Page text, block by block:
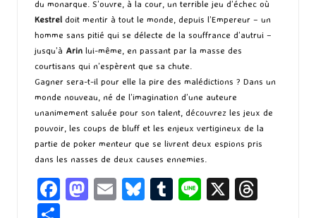
du monarque. S’ouvre, à la cour, un terrible jeu d’échec où
Kestrel doit mentir à tout le monde, depuis l’Empereur – un
homme sans pitié qui se délecte de la souffrance d’autrui –
jusqu’à Arin lui-même, en passant par la masse des
courtisans qui n’espèrent que sa chute.
Gagner sera-t-il pour elle la pire des malédictions ? Dans un
monde nouveau, né de l’imagination d’une auteure
unanimement saluée pour son talent, découvrez les jeux de
pouvoir, les coups de bluff et les enjeux vertigineux de la
partie de poker menteur que se livrent deux espions pris
dans les nasses de deux causes ennemies.
Fa M E
Bl T
Li X